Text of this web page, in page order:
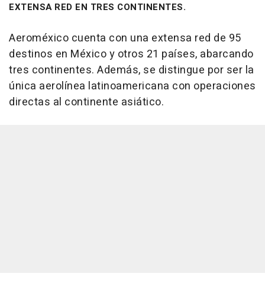
EXTENSA RED EN TRES CONTINENTES.
Aeroméxico cuenta con una extensa red de 95
destinos en México y otros 21 países, abarcando
tres continentes. Además, se distingue por ser la
única aerolínea latinoamericana con operaciones
directas al continente asiático.